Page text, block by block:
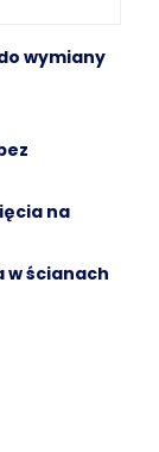
wymiany
na
w ścianach